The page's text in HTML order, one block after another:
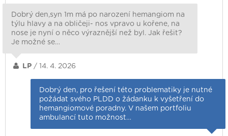
Dobrý den,syn 1m má po narození hemangiom na
týlu hlavy a na obličeji- nos vpravo u kořene, na
nose je nyní o něco výraznější než byl. Jak řešit?
Je možné se…
LP / 14. 4. 2026
Dobrý den, pro řešení této problematiky je nutné
požádat svého PLDD o žádanku k vyšetření do
hemangiomové poradny. V našem portfoliu
ambulancí tuto možnost…